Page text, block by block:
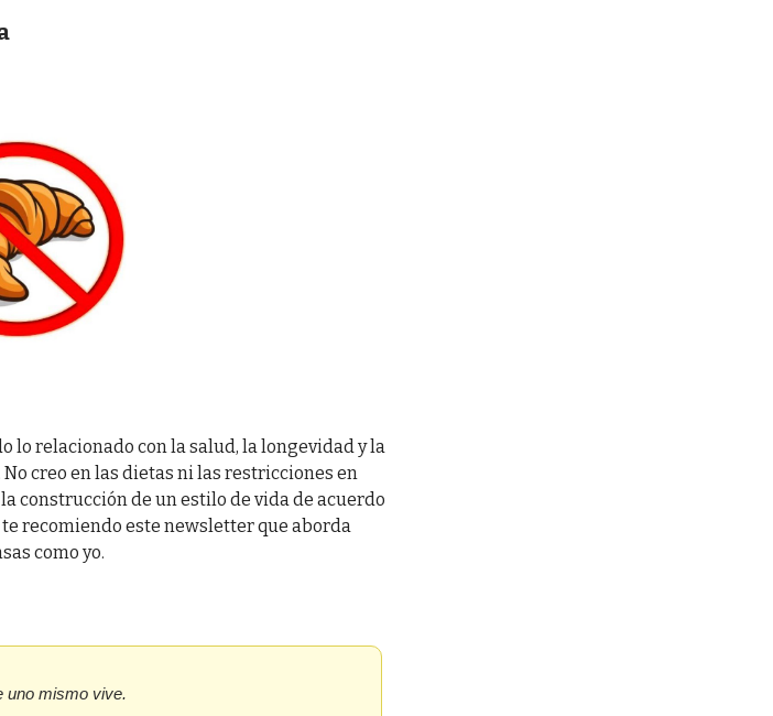
lo relacionado con la salud, la longevidad y la
creo en las dietas ni las restricciones en
construcción de un estilo de vida de acuerdo
recomiendo este newsletter que aborda
como yo.
uno mismo vive.